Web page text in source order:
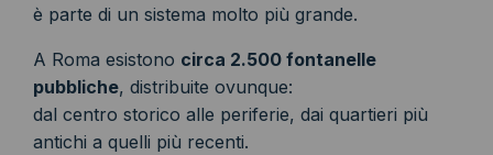
è parte di un sistema molto più grande.
A Roma esistono circa 2.500 fontanelle
pubbliche, distribuite ovunque:
dal centro storico alle periferie, dai quartieri più
antichi a quelli più recenti.